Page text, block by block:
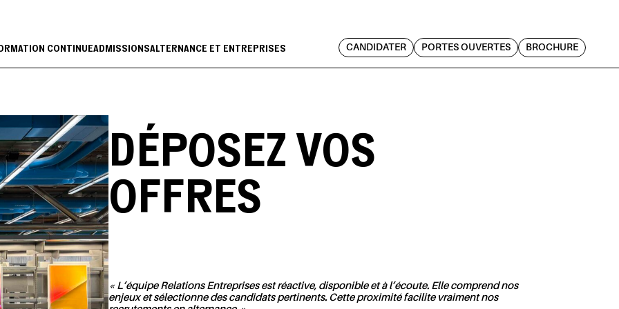
CONTINUEADMISSIONSALTERNANCE ET ENTREPRISES CANDIDATER PORTES OUVERTES BROCHURE
DÉPOSEZ VOS
OFFRES
« L’équipe Relations Entreprises est réactive, disponible et à l’écoute. Elle comprend nos
enjeux et sélectionne des candidats pertinents. Cette proximité facilite vraiment nos